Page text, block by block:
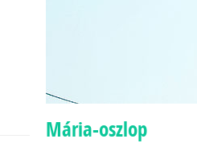
Mária-oszlop